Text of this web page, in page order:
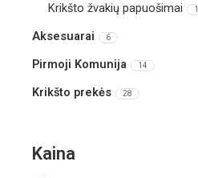
Krikšto žvakių papuošimai
Aksesuarai 6
Pirmoji Komunija 14
Krikšto prekės 28
Kaina